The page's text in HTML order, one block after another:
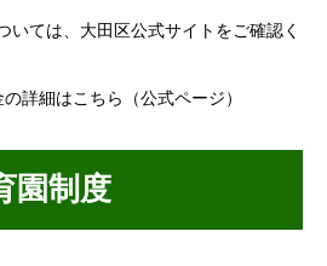
いては、大田区公式サイトをご確認く
詳細はこちら（公式ページ）
園制度